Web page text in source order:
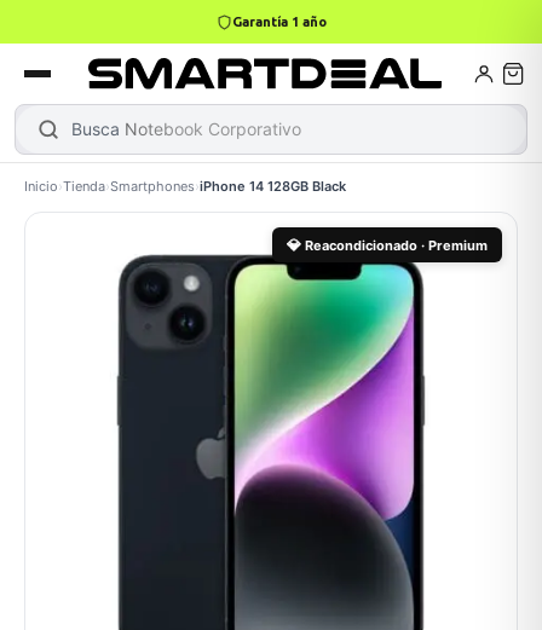
4,9 · +800 reseñas Google
Busca Notebook Corporativo
Inicio›Tienda›Smartphones›iPhone 14 128GB Black
💎 Reacondicionado · Premium